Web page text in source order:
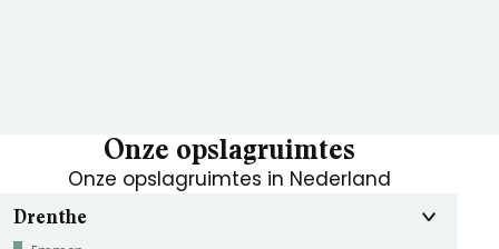
Onze opslagruimtes
Onze opslagruimtes in Nederland
Drenthe